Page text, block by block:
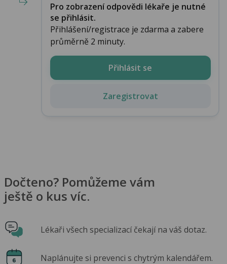
Pro zobrazení odpovědi lékaře je nutné
se přihlásit.
Přihlášení/registrace je zdarma a zabere
průměrně 2 minuty.
Přihlásit se
Zaregistrovat
Dočteno? Pomůžeme vám
ještě o kus víc.
Lékaři všech specializací čekají na váš dotaz.
Naplánujte si prevenci s chytrým kalendářem.